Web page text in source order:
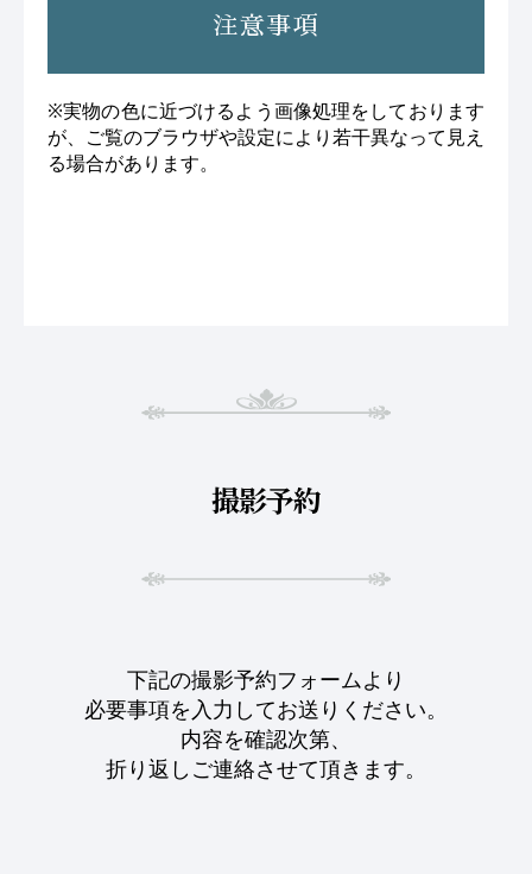
注意事項
※実物の色に近づけるよう画像処理をしております
が、ご覧のブラウザや設定により若干異なって見え
る場合があります。
撮影予約
下記の撮影予約フォームより
必要事項を入力してお送りください。
内容を確認次第、
折り返しご連絡させて頂きます。